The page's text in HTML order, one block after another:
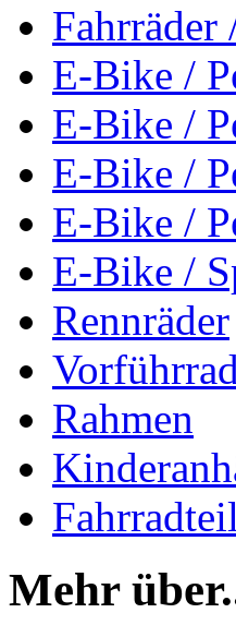
Fahrräder
E-Bike /
E-Bike /
E-Bike /
E-Bike /
E-Bike /
Rennräder
Rahmen
Mehr